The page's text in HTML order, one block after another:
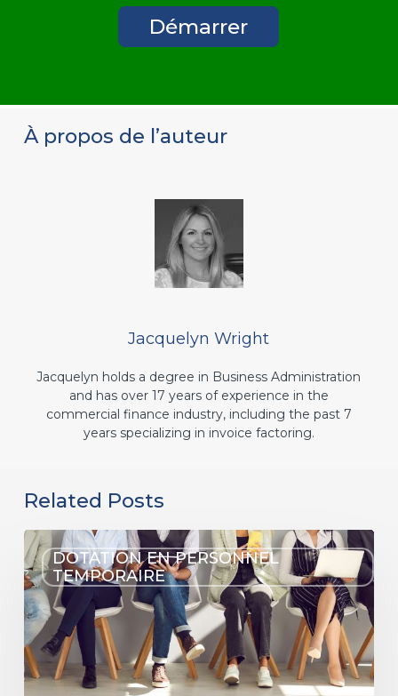
Démarrer
À propos de l’auteur
Jacquelyn Wright
Jacquelyn holds a degree in Business Administration
and has over 17 years of experience in the
commercial finance industry, including the past 7
years specializing in invoice factoring.
Related Posts
DOTATION EN PERSONNEL
TEMPORAIRE